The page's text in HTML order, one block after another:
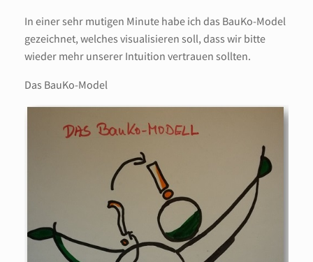
In einer sehr mutigen Minute habe ich das BauKo-Model
gezeichnet, welches visualisieren soll, dass wir bitte
wieder mehr unserer Intuition vertrauen sollten.
Das BauKo-Model